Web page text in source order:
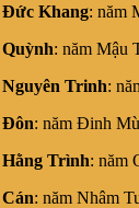
Khang: năm
: năm Mậu
Trinh:
: năm Đinh
Trình: năm
: năm Nhâm